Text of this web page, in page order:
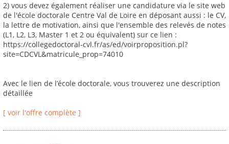
2) vous devez également réaliser une candidature via le site web
de l'école doctorale Centre Val de Loire en déposant aussi : le CV,
la lettre de motivation, ainsi que l'ensemble des relevés de notes
(L1, L2, L3, Master 1 et 2 ou équivalent) sur ce lien :
https://collegedoctoral-cvl.fr/as/ed/voirproposition.pl?
site=CDCVL&matricule_prop=74010
Avec le lien de l’école doctorale, vous trouverez une description
détaillée
[ voir l'offre complète ]